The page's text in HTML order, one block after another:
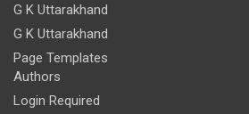
G K Uttarakhand
G K Uttarakhand
Page Templates
Authors
Login Required